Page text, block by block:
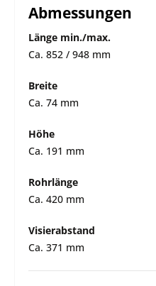
Abmessungen
Länge min./max.
Ca. 852 / 948 mm
Breite
Ca. 74 mm
Höhe
Ca. 191 mm
Rohrlänge
Ca. 420 mm
Visierabstand
Ca. 371 mm